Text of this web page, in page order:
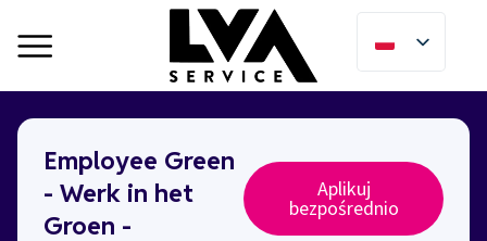
Employee Green
- Werk in het
Groen -
Aplikuj
bezpośrednio